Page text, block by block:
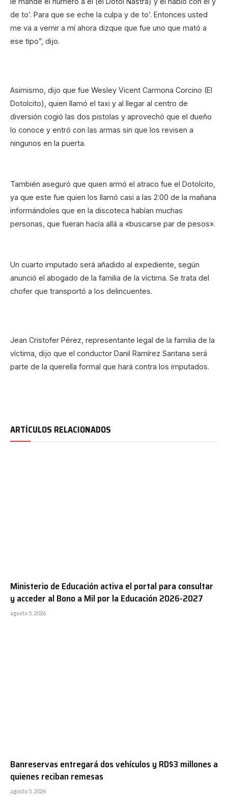
de to’. Para que se eche la culpa y de to’. Entonces usted
me va a vernir a mí ahora dizque que fue uno que mató a
ese tipo”, dijo.
Asimismo, dijo que fue Wesley Vicent Carmona Corcino (El
Dotolcito), quien llamó el taxi y al llegar al centro de
diversión cogió las dos pistolas y aprovechó que el dueño
lo conoce y entró con las armas sin que los revisen a
ningunos en la puerta.
También aseguró que quien armó el atraco fue el Dotolcito,
ya que este fue quien los llamó casi a las 2:00 de la mañana
informándoles que en la discoteca habían muchas
personas, que fueran hacía allá a «buscarse par de pesos».
Un cuarto imputado será añadido al expediente, según
anunció el abogado de la familia de la víctima. Se trata del
chofer que transportó a los delincuentes.
Jean Cristofer Pérez, representante legal de la familia de la
víctima, dijo que el conductor Danil Ramírez Santana será
parte de la querella formal que hará contra los imputados.
ARTÍCULOS RELACIONADOS
Ministerio de Educación activa el portal para consultar
y acceder al Bono a Mil por la Educación 2026-2027
agosto 5, 2026
Banreservas entregará dos vehículos y RD$3 millones a
quienes reciban remesas
agosto 5, 2026